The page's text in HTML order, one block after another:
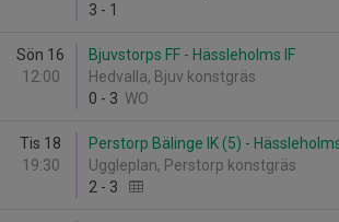
3 - 1
Sön 16
12:00
Bjuvstorps FF - Hässleholms IF
Hedvalla, Bjuv konstgräs
0 - 3 WO
Tis 18
19:30
Perstorp Bälinge IK (5) -
Uggleplan, Perstorp konstgräs
2 - 3